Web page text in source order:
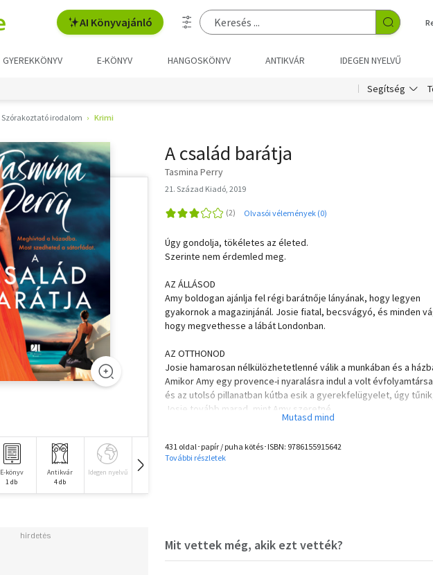
AI Könyvajánló
GYEREKKÖNYV E-KÖNYV HANGOSKÖNYV ANTIKVÁR IDEGEN NYELVŰ
Segítség
Szórakoztató irodalom Krimi
E-könyv
1 db
Antikvár
4 db
Idegen nyelvű Hangoskönyv
A család barátja
Tasmina Perry
21. Század Kiadó, 2019
Olvasói vélemények (0)
Úgy gondolja, tökéletes az életed.
Szerinte nem érdemled meg.
AZ ÁLLÁSOD
Amy boldogan ajánlja fel régi barátnője lányának, hogy legyen
gyakornok a magazinjánál. Josie fiatal, becsvágyó, és minden
hogy megvethesse a lábát Londonban.
AZ OTTHONOD
Josie hamarosan nélkülözhetetlenné válik a munkában és a
Amikor Amy egy provence-i nyaralásra indul a volt
és az utolsó pillanatban kútba esik a gyerekfelügyelet, úgy
Josie tovább marad, mint Amy szeretné...
A provence-i kánikulában Amy kezd elbizonytalanodni Josie-val
férjével kapcsolatban. Tökéletes életében újabb és újabb
"Magával ragadó... tökéletes nyári olvasmány." - Daily Mail
431 oldal･papír / puha kötés･ISBN: 9786155915642
További részletek
Mit vettek még, akik ezt vették?